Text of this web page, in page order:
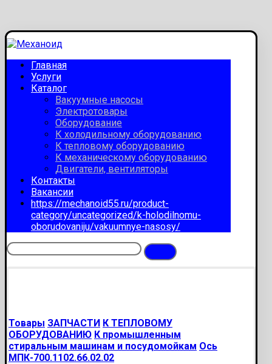
Главная
Услуги
Каталог
Вакуумные насосы
Электротовары
Оборудование
К холодильному оборудованию
К тепловому оборудованию
К механическому оборудованию
Двигатели, вентиляторы
Контакты
Вакансии
https://mechanoid55.ru/product-
category/uncategorized/k-holodilnomu-
oborudovaniju/vakuumnye-nasosy/
Товары ЗАПЧАСТИ К ТЕПЛОВОМУ
ОБОРУДОВАНИЮ К промышленным
стиральным машинам и посудомойкам Ось
МПК-700.1102.66.02.02